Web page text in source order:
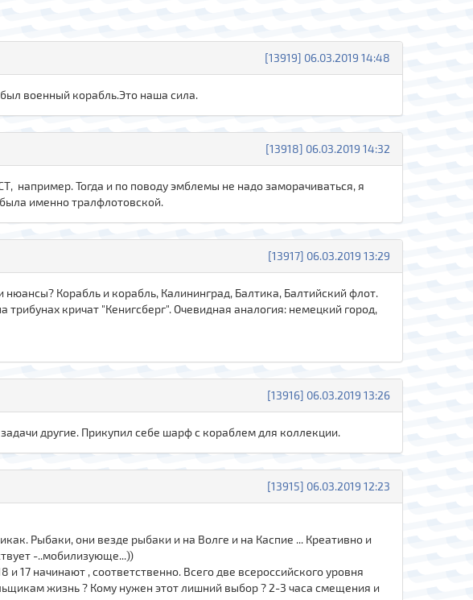
[13919] 06.03.2019 14:48
военный корабль.Это наша сила.
[13918] 06.03.2019 14:32
например. Тогда и по поводу эмблемы не надо заморачиваться, я
именно тралфлотовской.
[13917] 06.03.2019 13:29
Корабль и корабль, Калининград, Балтика, Балтийский флот.
кричат "Кенигсберг". Очевидная аналогия: немецкий город,
[13916] 06.03.2019 13:26
другие. Прикупил себе шарф с кораблем для коллекции.
[13915] 06.03.2019 12:23
Рыбаки, они везде рыбаки и на Волге и на Каспие ... Креативно и
-..мобилизующе...))
17 начинают , соответственно. Всего две всероссийского уровня
жизнь ? Кому нужен этот лишний выбор ? 2-3 часа смещения и